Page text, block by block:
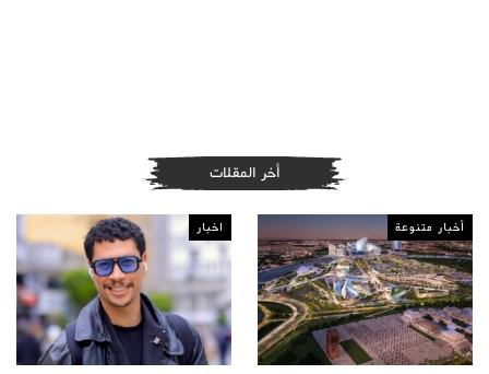
أخر المقلات
أخبار متنوعة اخبار